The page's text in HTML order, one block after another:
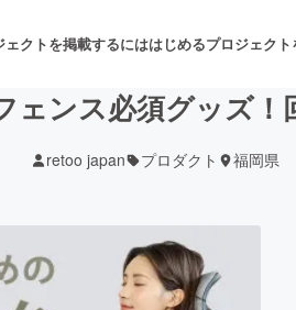
ェクトを掲載するにははじめるプロジェク
舞台・
ンス必須グッズ
retoo japan プロダクト 福岡県